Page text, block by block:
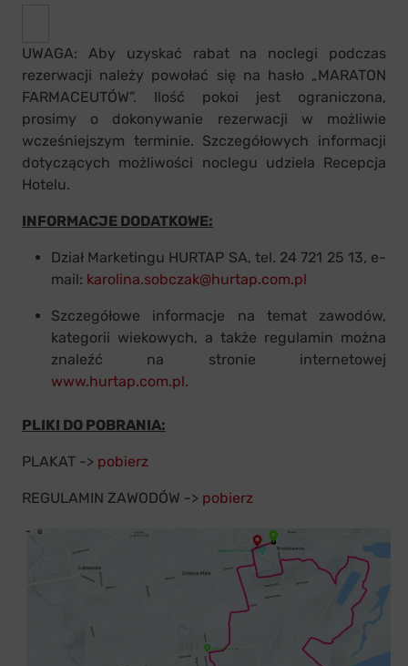
UWAGA: Aby uzyskać rabat na noclegi podczas
rezerwacji należy powołać się na hasło „MARATON
FARMACEUTÓW”. Ilość pokoi jest ograniczona,
prosimy o dokonywanie rezerwacji w możliwie
wcześniejszym terminie. Szczegółowych informacji
dotyczących możliwości noclegu udziela Recepcja
Hotelu.
INFORMACJE DODATKOWE:
Dział Marketingu HURTAP SA, tel. 24 721 25 13, e-
mail: karolina.sobczak@hurtap.com.pl
Szczegółowe informacje na temat zawodów,
kategorii wiekowych, a także regulamin można
znaleźć na stronie internetowej
www.hurtap.com.pl.
PLIKI DO POBRANIA:
PLAKAT -> pobierz
REGULAMIN ZAWODÓW -> pobierz